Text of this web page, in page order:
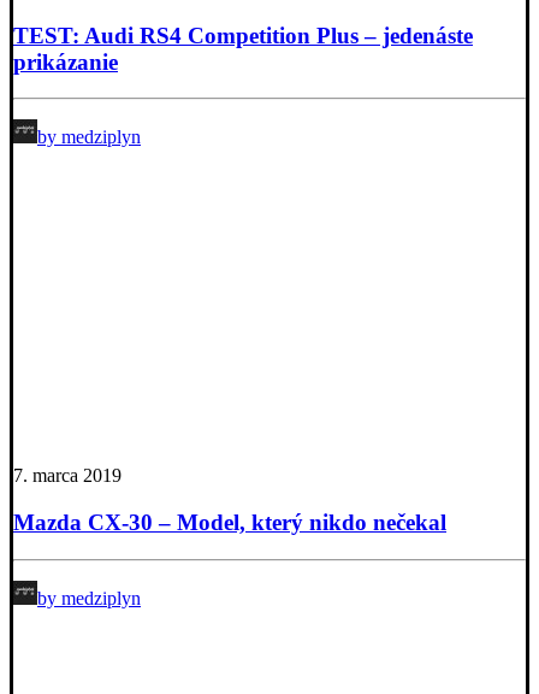
TEST: Audi RS4 Competition Plus – jedenáste
prikázanie
by medziplyn
7. marca 2019
Mazda CX-30 – Model, který nikdo nečekal
by medziplyn